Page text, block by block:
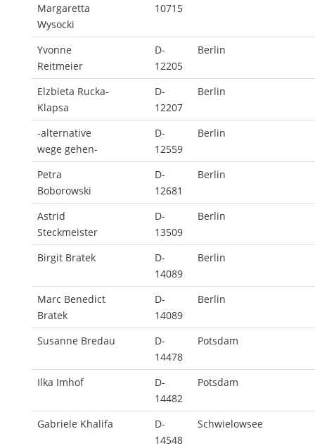
Margaretta
Wysocki
10715
Yvonne
Reitmeier
D-
12205
Berlin
Elzbieta Rucka-
Klapsa
D-
12207
Berlin
-alternative
wege gehen-
D-
12559
Berlin
Petra
Boborowski
D-
12681
Berlin
Astrid
Steckmeister
D-
13509
Berlin
Birgit Bratek
D-
14089
Berlin
Marc Benedict
Bratek
D-
14089
Berlin
Susanne Bredau
D-
14478
Potsdam
Ilka Imhof
D-
14482
Potsdam
Gabriele Khalifa
D-
14548
Schwielowsee